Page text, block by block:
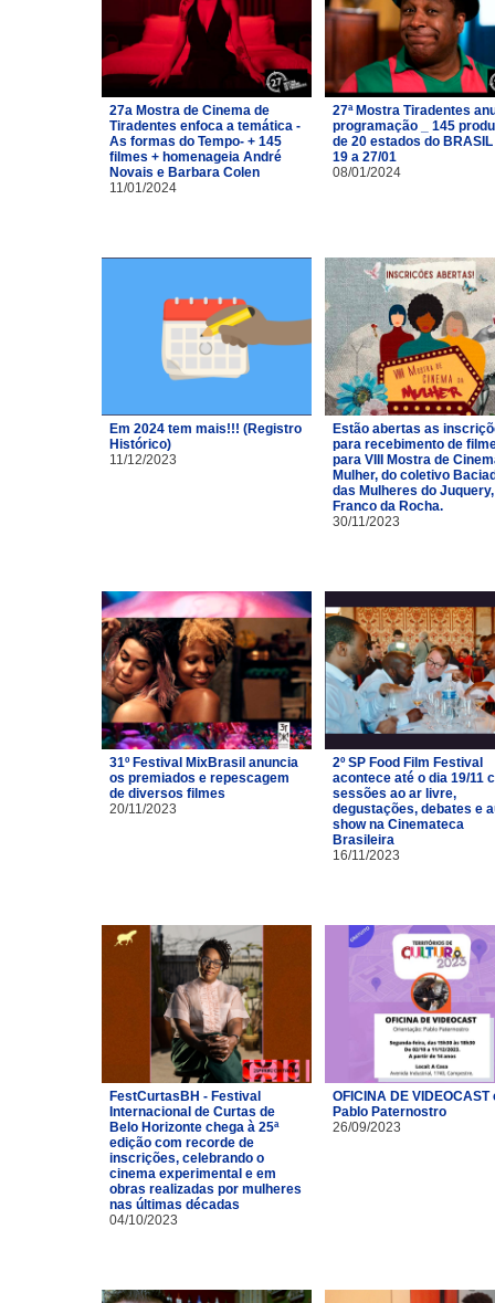
27a Mostra de Cinema de
Tiradentes enfoca a temática -
As formas do Tempo- + 145
filmes + homenageia André
Novais e Barbara Colen
11/01/2024
27ª Mostra Tiradentes
programação _ 145
de 20 estados do BRASIL
19 a 27/01
08/01/2024
Em 2024 tem mais!!! (Registro
Histórico)
11/12/2023
Estão abertas as
para recebimento de
para VIII Mostra de
Mulher, do coletivo
das Mulheres do
Franco da Rocha.
30/11/2023
31º Festival MixBrasil anuncia
os premiados e repescagem
de diversos filmes
20/11/2023
2º SP Food Film Festival
acontece até o dia 19/11
sessões ao ar livre,
degustações, debates e
show na Cinemateca
Brasileira
16/11/2023
FestCurtasBH - Festival
Internacional de Curtas de
Belo Horizonte chega à 25ª
edição com recorde de
inscrições, celebrando o
cinema experimental e em
obras realizadas por mulheres
nas últimas décadas
04/10/2023
OFICINA DE VIDEOCAST
Pablo Paternostro
26/09/2023